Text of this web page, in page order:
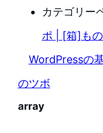
カテゴリー
ポ | [箱]も
WordPressの
のツボ
array